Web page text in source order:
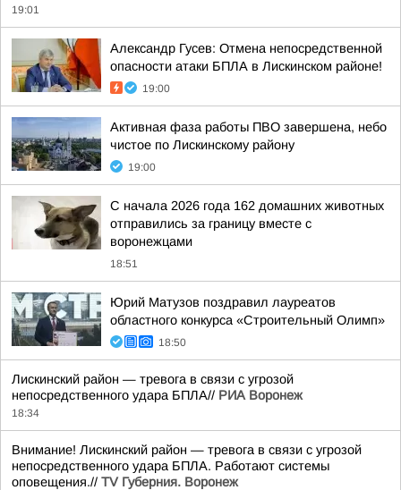
19:01
Александр Гусев: Отмена непосредственной
опасности атаки БПЛА в Лискинском районе!
19:00
Активная фаза работы ПВО завершена, небо
чистое по Лискинскому району
19:00
С начала 2026 года 162 домашних животных
отправились за границу вместе с
воронежцами
18:51
Юрий Матузов поздравил лауреатов
областного конкурса «Строительный Олимп»
18:50
Лискинский район — тревога в связи с угрозой
непосредственного удара БПЛА// РИА Воронеж
18:34
Внимание! Лискинский район — тревога в связи с угрозой
непосредственного удара БПЛА. Работают системы
оповещения.// TV Губерния. Воронеж